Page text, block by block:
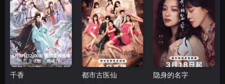
千香 都市古医仙 隐身的名字